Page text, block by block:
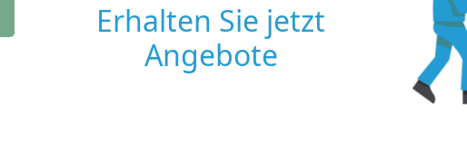
Erhalten Sie jetzt
Angebote